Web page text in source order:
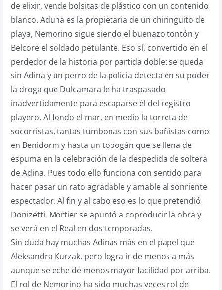
de elixir, vende bolsitas de plástico con un contenido
blanco. Aduna es la propietaria de un chiringuito de
playa, Nemorino sigue siendo el buenazo tontón y
Belcore el soldado petulante. Eso sí, convertido en el
perdedor de la historia por partida doble: se queda
sin Adina y un perro de la policia detecta en su poder
la droga que Dulcamara le ha traspasado
inadvertidamente para escaparse él del registro
playero. Al fondo el mar, en medio la torreta de
socorristas, tantas tumbonas con sus bañistas como
en Benidorm y hasta un tobogán que se llena de
espuma en la celebración de la despedida de soltera
de Adina. Pues todo ello funciona con sentido para
hacer pasar un rato agradable y amable al sonriente
espectador. Al fin y al cabo eso es lo que pretendió
Donizetti. Mortier se apuntó a coproducir la obra y
se verá en el Real en dos temporadas.
Sin duda hay muchas Adinas más en el papel que
Aleksandra Kurzak, pero logra ir de menos a más
aunque se eche de menos mayor facilidad por arriba.
El rol de Nemorino ha sido muchas veces rol de